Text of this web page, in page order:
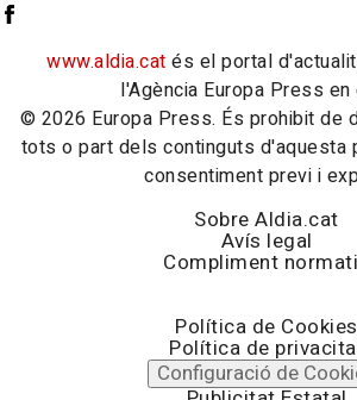
www.aldia.cat és el portal
l'Agència Europa Press en
© 2026 Europa Press. És prohibit de
tots o part dels continguts d'aquesta
consentiment previ i
Sobre Aldia.cat
Avís legal
Compliment
Política de Cookies
Política de
Configuració de